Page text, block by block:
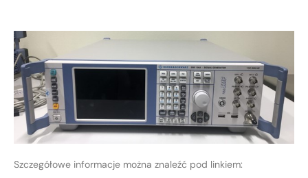
Szczegółowe informacje można znaleźć pod linkiem: